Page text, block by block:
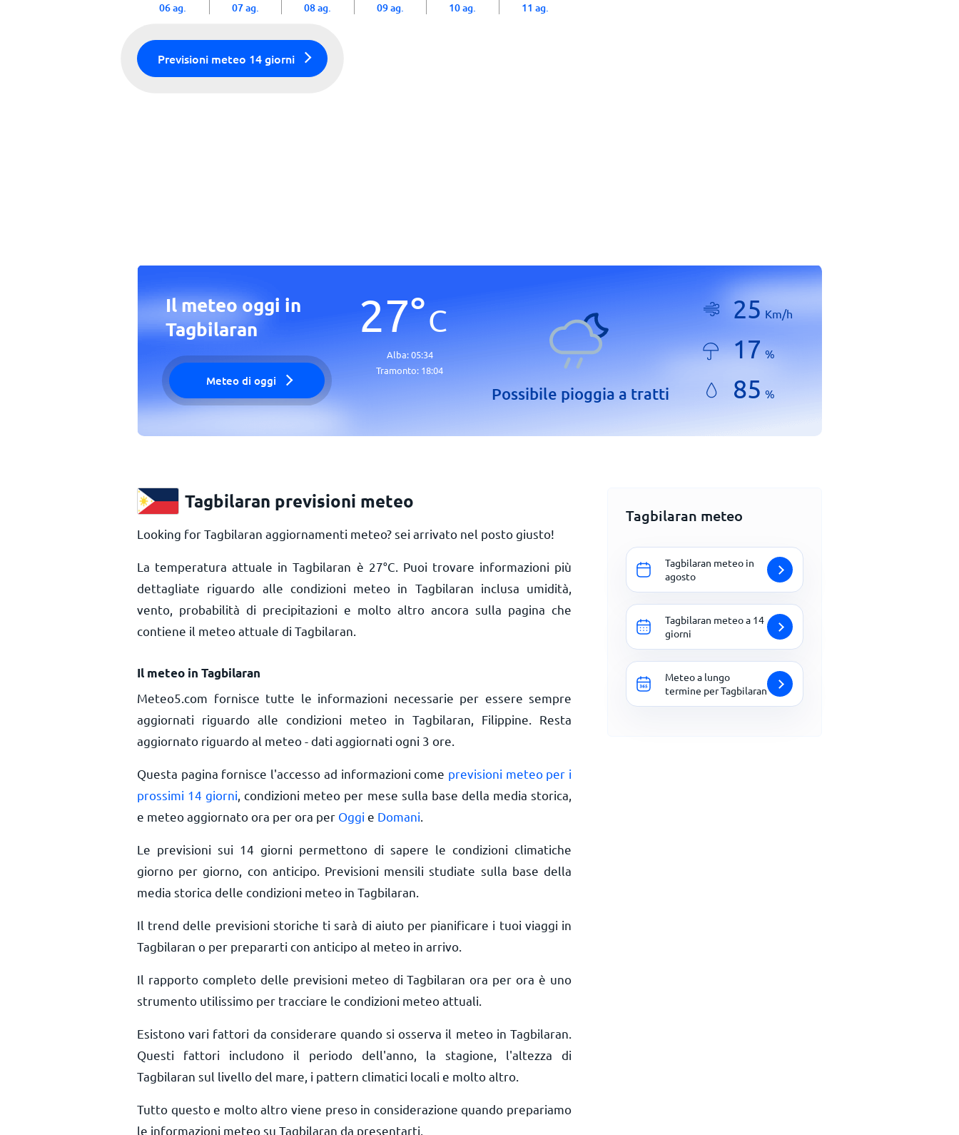
06 ag. 07 ag. 08 ag. 09 ag. 10 ag. 11 ag.
Previsioni meteo 14 giorni
Il meteo oggi in
Tagbilaran
Meteo di oggi
27°C
Alba:05:34
Tramonto: 18:04
Possibile pioggia a tratti
25 Km/h
17 %
85 %
Tagbilaran previsioni meteo
Looking for Tagbilaran aggiornamenti meteo? sei arrivato nel posto giusto!
La temperatura attuale in Tagbilaran è 27°C . Puoi trovare informazioni più
dettagliate riguardo alle condizioni meteo in Tagbilaran inclusa umidità,
vento, probabilità di precipitazioni e molto altro ancora sulla pagina che
contiene il meteo attuale di Tagbilaran.
Il meteo in Tagbilaran
Meteo5.com fornisce tutte le informazioni necessarie per essere sempre
aggiornati riguardo alle condizioni meteo in Tagbilaran, Filippine. Resta
aggiornato riguardo al meteo - dati aggiornati ogni 3 ore.
Questa pagina fornisce l'accesso ad informazioni come previsioni meteo per i
prossimi 14 giorni , condizioni meteo per mese sulla base della media storica,
e meteo aggiornato ora per ora per Oggi e Domani
Le previsioni sui 14 giorni permettono di sapere le condizioni climatiche
giorno per giorno, con anticipo. Previsioni mensili studiate sulla base della
media storica delle condizioni meteo in Tagbilaran.
Il trend delle previsioni storiche ti sarà di aiuto per pianificare i tuoi viaggi in
Tagbilaran o per prepararti con anticipo al meteo in arrivo.
Il rapporto completo delle previsioni meteo di Tagbilaran ora per ora è uno
strumento utilissimo per tracciare le condizioni meteo attuali.
Esistono vari fattori da considerare quando si osserva il meteo in Tagbilaran.
Questi fattori includono il periodo dell'anno, la stagione, l'altezza di
Tagbilaran sul livello del mare, i pattern climatici locali e molto altro.
Tutto questo e molto altro viene preso in considerazione quando prepariamo
le informazioni meteo su Tagbilaran da presentarti.
Tagbilaran meteo
Tagbilaran meteo in
agosto
Tagbilaran meteo a 14
giorni
Meteo a lungo
termine per Tagbilaran